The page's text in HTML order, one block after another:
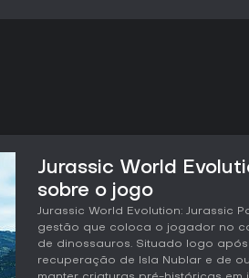
Jurassic World
sobre o jogo
Jurassic World Evolution: Jurassic
gestão que coloca o jogador no
de dinossauros. Situado logo
recuperação de Isla Nublar e de